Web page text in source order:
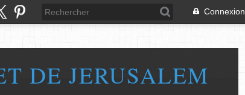
Connexion
DE JERUSALEM